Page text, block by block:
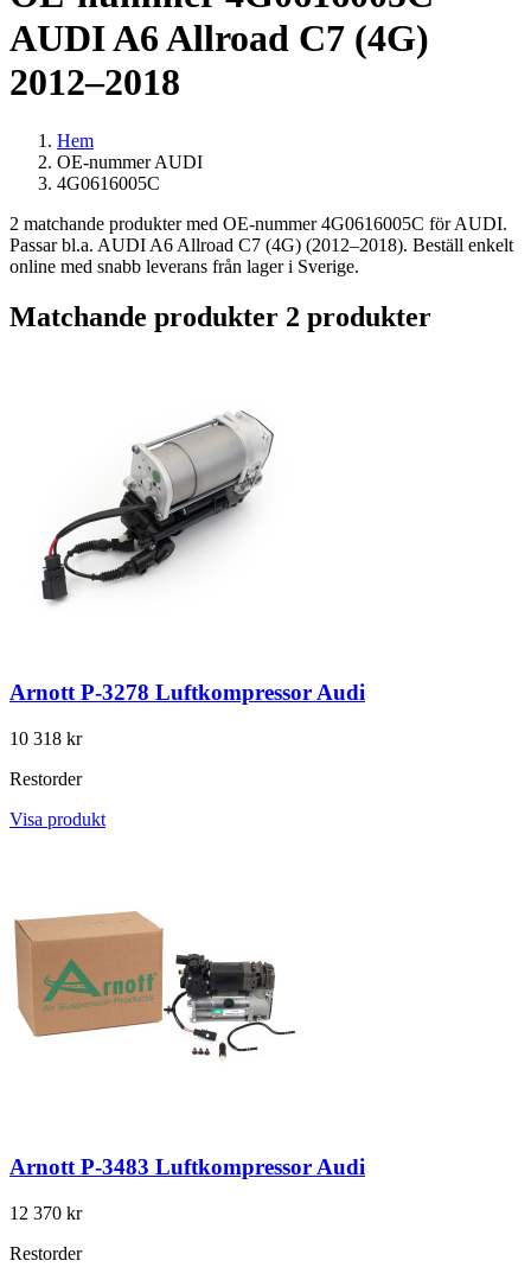
AUDI A6 Allroad C7 (4G)
2012–2018
Hem
OE-nummer AUDI
4G0616005C
2 matchande produkter med OE-nummer 4G0616005C för AUDI.
Passar bl.a. AUDI A6 Allroad C7 (4G) (2012–2018). Beställ enkelt
online med snabb leverans från lager i Sverige.
Matchande produkter 2 produkter
Arnott P-3278 Luftkompressor Audi
10 318 kr
Restorder
Visa produkt
Arnott P-3483 Luftkompressor Audi
12 370 kr
Restorder